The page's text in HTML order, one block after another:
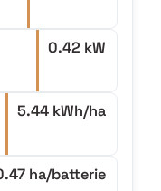
0.42 kW
5.44 kWh/ha
ha/batterie